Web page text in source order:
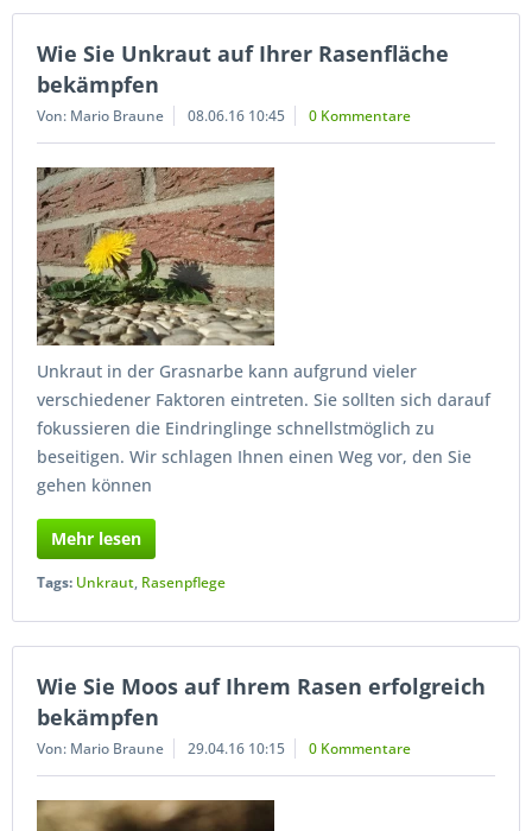
Wie Sie Unkraut auf Ihrer Rasenfläche
bekämpfen
Von: Mario Braune 08.06.16 10:45 0 Kommentare
Unkraut in der Grasnarbe kann aufgrund vieler
verschiedener Faktoren eintreten. Sie sollten sich darauf
fokussieren die Eindringlinge schnellstmöglich zu
beseitigen. Wir schlagen Ihnen einen Weg vor, den Sie
gehen können
Mehr lesen
Tags: Unkraut, Rasenpflege
Wie Sie Moos auf Ihrem Rasen erfolgreich
bekämpfen
Von: Mario Braune 29.04.16 10:15 0 Kommentare